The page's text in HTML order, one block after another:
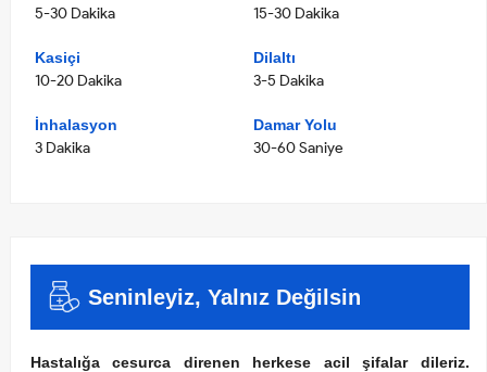
5-30 Dakika 15-30 Dakika
Kasiçi
10-20 Dakika
Dilaltı
3-5 Dakika
İnhalasyon
3 Dakika
Damar Yolu
30-60 Saniye
Seninleyiz, Yalnız Değilsin
Hastalığa cesurca direnen herkese acil şifalar dileriz.